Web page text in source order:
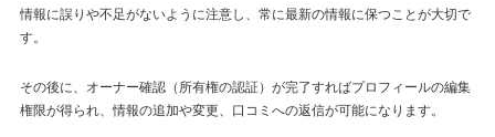
情報に誤りや不足がないように注意し、常に最新の情報に保つことが大切で
す。
その後に、オーナー確認（所有権の認証）が完了すればプロフィールの編集
権限が得られ、情報の追加や変更、口コミへの返信が可能になります。